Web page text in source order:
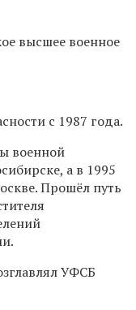
высшее военное
с 1987 года.
военной
а в 1995
Прошёл путь
УФСБ